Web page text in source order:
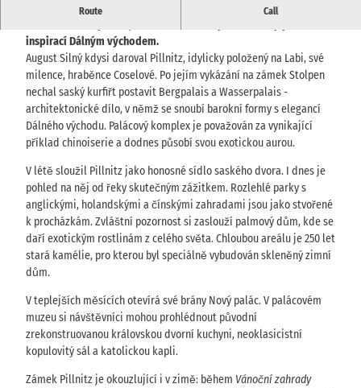
Route Call
Zámek a park Pillnitz: od exotického herního paláce k letnímu
inspirací Dálným východem.
August Silný kdysi daroval Pillnitz, idylicky položený na Labi, své
milence, hraběnce Coselové. Po jejím vykázání na zámek Stolpen
nechal saský kurfiřt postavit Bergpalais a Wasserpalais -
architektonické dílo, v němž se snoubí barokní formy s elegancí
Dálného východu. Palácový komplex je považován za vynikající
příklad chinoiserie a dodnes působí svou exotickou aurou.
V létě sloužil Pillnitz jako honosné sídlo saského dvora. I dnes je
pohled na něj od řeky skutečným zážitkem. Rozlehlé parky s
anglickými, holandskými a čínskými zahradami jsou jako stvořené
k procházkám. Zvláštní pozornost si zaslouží palmový dům, kde se
daří exotickým rostlinám z celého světa. Chloubou areálu je 250 let
stará kamélie, pro kterou byl speciálně vybudován skleněný zimní
dům.
V teplejších měsících otevírá své brány Nový palác. V palácovém
muzeu si návštěvníci mohou prohlédnout původní
zrekonstruovanou královskou dvorní kuchyni, neoklasicistní
kopulovitý sál a katolickou kapli.
Zámek Pillnitz je okouzlující i v zimě: během Vánoční zahrady